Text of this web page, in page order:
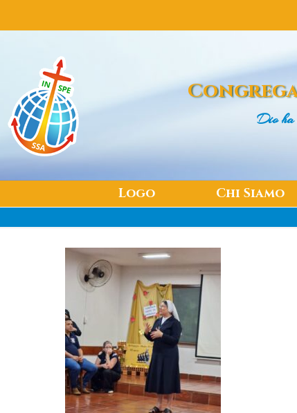
Dio ha
Logo Chi Siamo